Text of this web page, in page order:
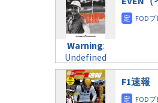
on line40
Warning:
Undefined
variable
$post_id in
/home/c4607168/
doga.com/wp-
content/themes/
/home/c4607168/
doga.com/wp-
content/themes/
child/post-
formats/format-
taxmagazine.php
on line31
Warning:
Undefined
variable
$post_id in
/home/c4607168/
F1速報